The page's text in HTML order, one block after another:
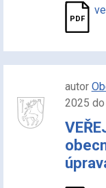
autor
2025